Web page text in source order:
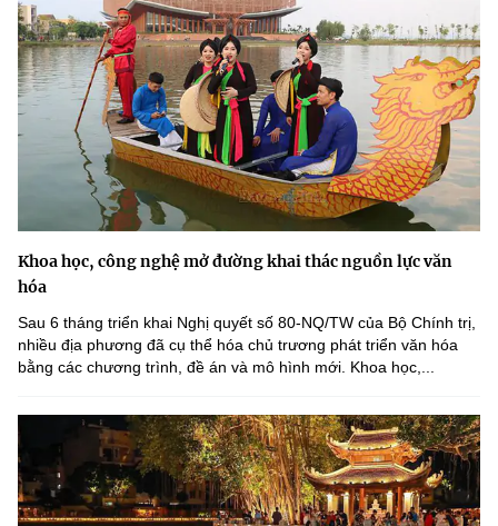
Khoa học, công nghệ mở đường khai thác nguồn lực văn
hóa
Sau 6 tháng triển khai Nghị quyết số 80-NQ/TW của Bộ Chính trị,
nhiều địa phương đã cụ thể hóa chủ trương phát triển văn hóa
bằng các chương trình, đề án và mô hình mới. Khoa học,...